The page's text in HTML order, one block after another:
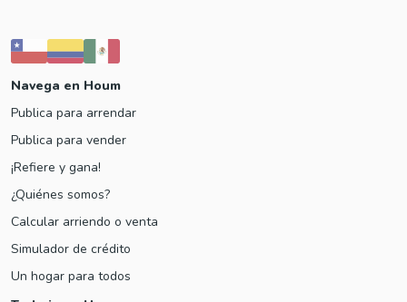
Navega en Houm
Publica para arrendar
Publica para vender
¡Refiere y gana!
¿Quiénes somos?
Calcular arriendo o venta
Simulador de crédito
Un hogar para todos